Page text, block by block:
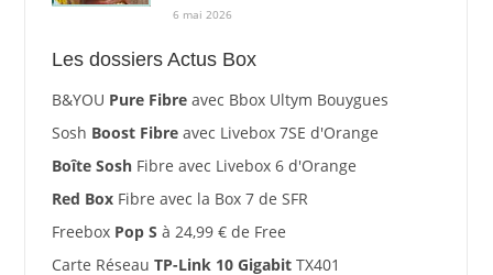
6 mai 2026
Les dossiers Actus Box
B&YOU Pure Fibreavec Bbox Ultym Bouygues
Sosh Boost Fibreavec Livebox 7SE d'Orange
Boîte SoshFibre avec Livebox 6 d'Orange
Red BoxFibre avec la Box 7 de SFR
Freebox Pop S à 24,99 € de Free
Carte Réseau TP-Link 10 GigabitTX401